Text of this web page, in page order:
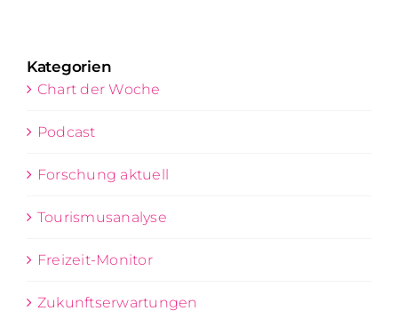
Kategorien
Chart der Woche
Podcast
Forschung aktuell
Tourismusanalyse
Freizeit-Monitor
Zukunftserwartungen